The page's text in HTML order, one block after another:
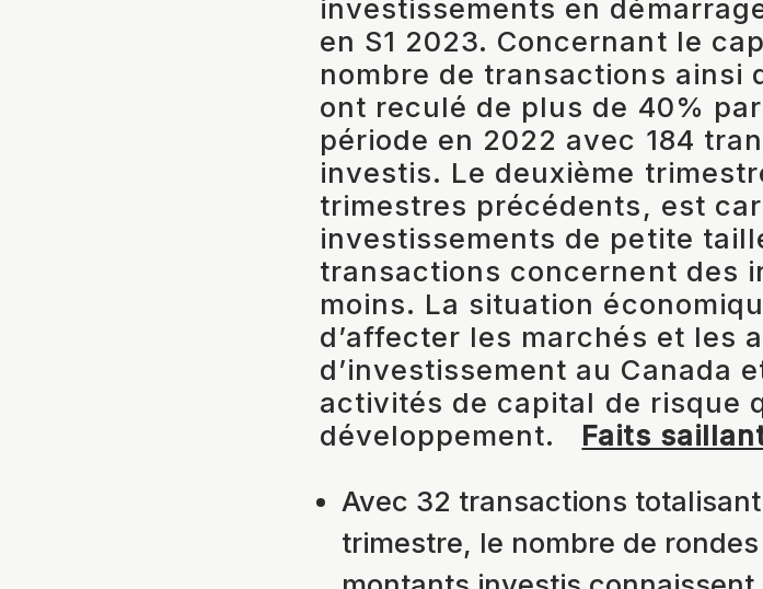
investissements en
en S1 2023. Concernant le
nombre de transactions ainsi
ont reculé de plus de 40%
période en 2022 avec 184
investis. Le deuxième
trimestres précédents, est
investissements de petite
transactions concernent des
moins. La situation
d’affecter les marchés et les
d’investissement au Canada
activités de capital de risque
développement. Faits
Avec 32 transactions
trimestre, le nombre de